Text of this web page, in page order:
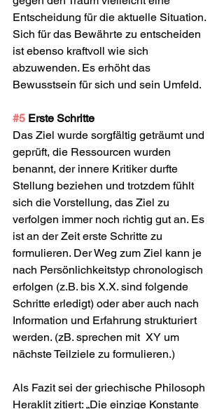
Entscheidung für die aktuelle Situation.
Sich für das Bewährte zu entscheiden
ist ebenso kraftvoll wie sich
abzuwenden. Es erhöht das
Bewusstsein für sich und sein Umfeld.
#5 Erste Schritte
Das Ziel wurde sorgfältig geträumt und
geprüft, die Ressourcen wurden
benannt, der innere Kritiker durfte
Stellung beziehen und trotzdem fühlt
sich die Vorstellung, das Ziel zu
verfolgen immer noch richtig gut an. Es
ist an der Zeit erste Schritte zu
formulieren. Der Weg zum Ziel kann je
nach Persönlichkeitstyp chronologisch
erfolgen (z.B. bis X.X. sind folgende
Schritte erledigt) oder aber auch nach
Information und Erfahrung strukturiert
werden. (zB. sprechen mit  XY um
nächste Teilziele zu formulieren.)
Als Fazit sei der griechische Philosoph
Heraklit zitiert: „Die einzige Konstante